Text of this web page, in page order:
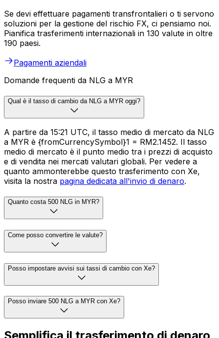
Se devi effettuare pagamenti transfrontalieri o ti servono
soluzioni per la gestione del rischio FX, ci pensiamo noi.
Pianifica trasferimenti internazionali in 130 valute in oltre
190 paesi.
Pagamenti aziendali
Domande frequenti da NLG a MYR
Qual è il tasso di cambio da NLG a MYR oggi?
A partire da 15:21 UTC, il tasso medio di mercato da NLG
a MYR è {fromCurrencySymbol}1 = RM2.1452. Il tasso
medio di mercato è il punto medio tra i prezzi di acquisto
e di vendita nei mercati valutari globali. Per vedere a
quanto ammonterebbe questo trasferimento con Xe,
visita la nostra pagina dedicata all'invio di denaro.
Quanto costa 500 NLG in MYR?
Come posso convertire le valute?
Posso impostare avvisi sui tassi di cambio con Xe?
Posso inviare 500 NLG a MYR con Xe?